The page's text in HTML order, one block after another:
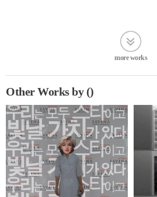
more works
Other Works by ()